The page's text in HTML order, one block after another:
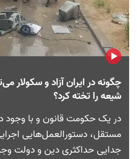
چگونه در ایران آزاد و سکولار
شیعه را تخته کرد؟
در یک حکومت قانون و با وجود
مستقل، دستورالعمل‌هایی
جدایی حداکثری دین و دولت